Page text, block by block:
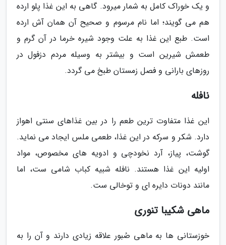
و یک خوراک کامل به شمار میرود. گاهی به این غذا پلو ارده
هم می گویند؛ اما نام مرسوم و صحیح آن همان آش ارده
است. طبع این غذا به علت وجود شیره خرما در آن گرم و
طعمش شیرین است و بیشتر به وسیله مردم دزفول در
روزهای بارانی و فصل زمستان طبخ می گردد.
نافله
این غذا متفاوت ترین طعم را در بین غذاهای سنتی اهواز
دارد. شکر و سرکه در این غذا، طعمی ملس ایجاد می نماید.
گوشت، پیاز، آرد نخودچی و ادویه های مخصوص، مواد
اولیه این غذا هستند. نافله شبیه کباب شامی ست، اما
مانند دونات دایره ای و توخالی ست.
ماهی شکیبا تنوری
خوزستانی ها به ماهی صُبور علاقه زیادی دارند و آن را به